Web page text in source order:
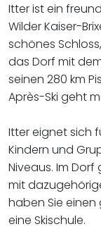
Itter ist ein
Wilder Kaiser-
schönes
das Dorf mit
seinen 280 km
Après-Ski geht
Itter eignet sich
Kindern und
Niveaus. Im Dorf
mit
haben Sie einen
eine Skischule.